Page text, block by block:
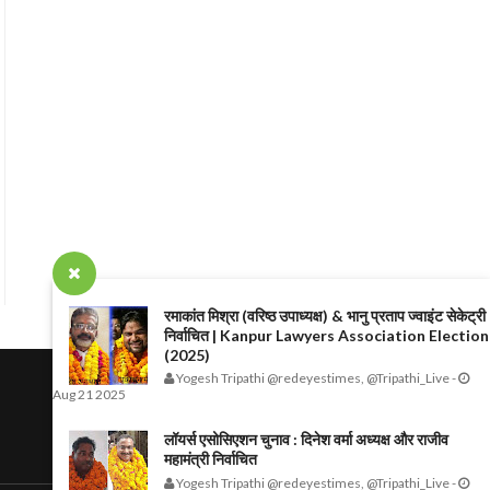
रमाकांत मिश्रा (वरिष्ठ उपाध्यक्ष) & भानु प्रताप ज्वाइंट सेकेट्री
निर्वाचित | Kanpur Lawyers Association Election
(2025)
Yogesh Tripathi @redeyestimes, @Tripathi_Live-
Aug 21 2025
लॉयर्स एसोसिएशन चुनाव : दिनेश वर्मा अध्यक्ष और राजीव
महामंत्री निर्वाचित
Yogesh Tripathi @redeyestimes, @Tripathi_Live-